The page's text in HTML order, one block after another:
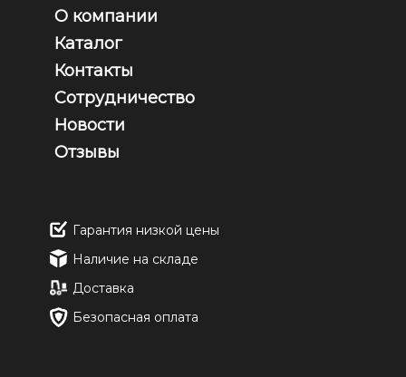
О компании
Каталог
Контакты
Сотрудничество
Новости
Отзывы
Гарантия низкой цены
Наличие на складе
Доставка
Безопасная оплата